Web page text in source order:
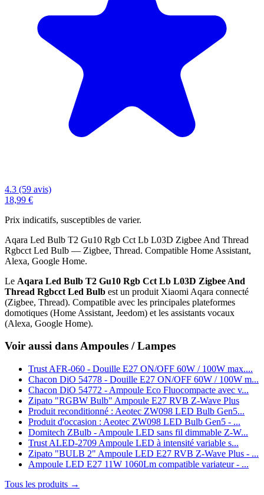
4.3 (59 avis)
18,99 €
Prix indicatifs, susceptibles de varier.
Aqara Led Bulb T2 Gu10 Rgb Cct Lb L03D Zigbee And Thread
Rgbcct Led Bulb — Zigbee, Thread. Compatible Home Assistant,
Alexa, Google Home.
Le Aqara Led Bulb T2 Gu10 Rgb Cct Lb L03D Zigbee And
Thread Rgbcct Led Bulb est un produit Xiaomi Aqara connecté
(Zigbee, Thread). Compatible avec les principales plateformes
domotiques (Home Assistant, Jeedom) et les assistants vocaux
(Alexa, Google Home).
Voir aussi dans Ampoules / Lampes
Trust AFR-060 - Douille E27 ON/OFF 60W / 100W max....
Chacon DiO 54778 - Douille E27 ON/OFF 60W / 100W m...
Chacon DiO 54772 - Ampoule Eco Fluocompacte avec v...
Zipato "RGBW Bulb" Ampoule E27 RVB Z-Wave Plus
Produit reconditionné : Aeotec ZW098 LED Bulb Gen5...
Produit d'occasion : Aeotec ZW098 LED Bulb Gen5 - ...
Domitech ZBulb - Ampoule LED sans fil dimmable Z-W...
Trust ALED-2709 Ampoule LED à intensité variable s...
Zipato "BULB 2" Ampoule LED E27 RVB Z-Wave Plus - ...
Ampoule LED E27 11W 1060Lm compatible variateur - ...
Tous les produits →